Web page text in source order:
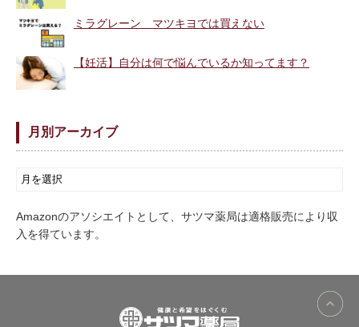
ミラグレーン マツキヨでは買えない
【妊活】自分は何で悩んでいるか知ってます？
月別アーカイブ
Amazonのアソシエイトとして、サツマ薬局は適格販売により収
入を得ています。